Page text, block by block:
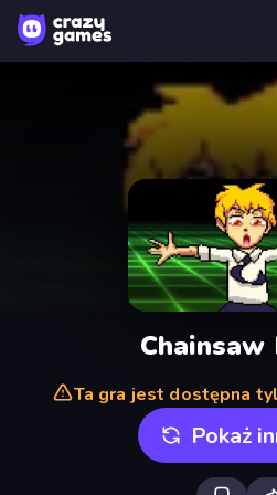
Chainsaw
Ta gra jest dostępna
Pokaż